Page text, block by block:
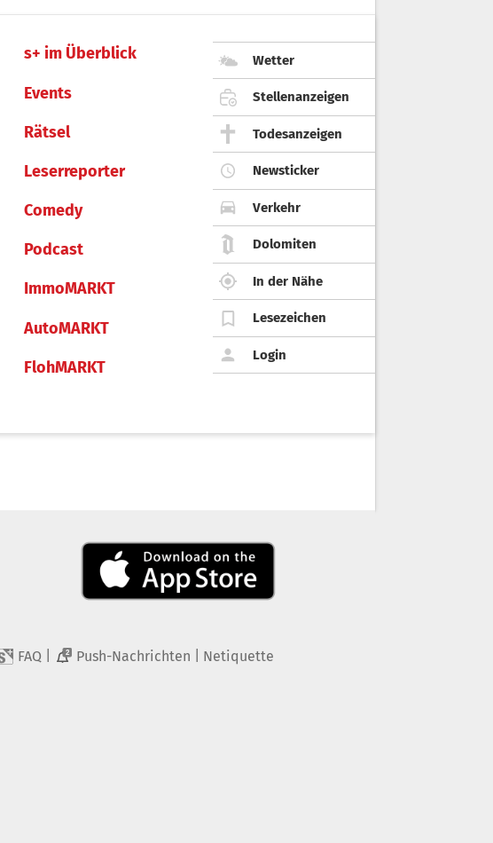
s+ im Überblick
Events
Rätsel
Leserreporter
Comedy
Podcast
ImmoMARKT
AutoMARKT
FlohMARKT
Wetter
Stellenanzeigen
Todesanzeigen
Newsticker
Verkehr
Dolomiten
In der Nähe
Lesezeichen
Login
FAQ 2 Push-Nachrichten Netiquette